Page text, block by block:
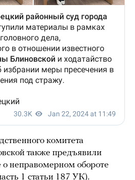
комитета
также предъявили
о неправомерном обороте
1 статьи 187 УК).